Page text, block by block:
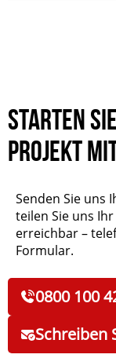
Starten
Projekt
Senden Sie uns
teilen Sie uns
erreichbar –
Formular.
0800 100
Schreiben